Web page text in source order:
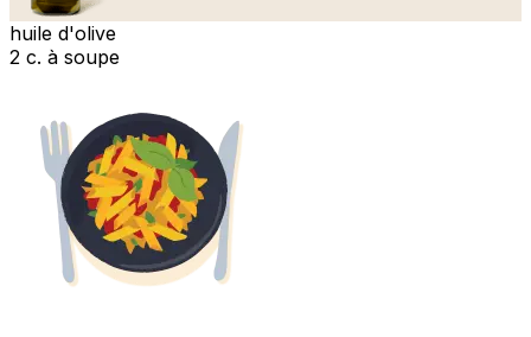
huile d'olive
2 c. à soupe